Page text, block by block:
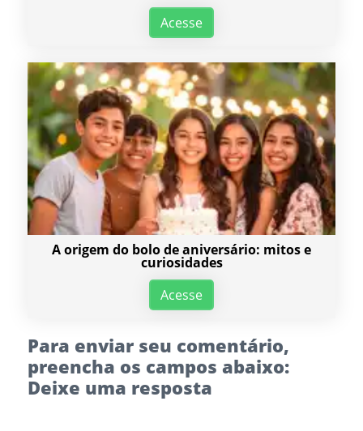
Acesse
A origem do bolo de aniversário: mitos e
curiosidades
Acesse
Para enviar seu comentário,
preencha os campos abaixo:
Deixe uma resposta